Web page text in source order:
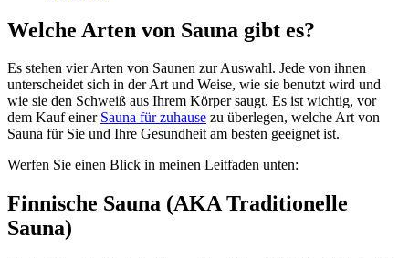
Welche Arten von Sauna gibt es?
Es stehen vier Arten von Saunen zur Auswahl. Jede von ihnen
unterscheidet sich in der Art und Weise, wie sie benutzt wird und
wie sie den Schweiß aus Ihrem Körper saugt. Es ist wichtig, vor
dem Kauf einer Sauna für zuhause zu überlegen, welche Art von
Sauna für Sie und Ihre Gesundheit am besten geeignet ist.
Werfen Sie einen Blick in meinen Leitfaden unten:
Finnische Sauna (AKA Traditionelle
Sauna)